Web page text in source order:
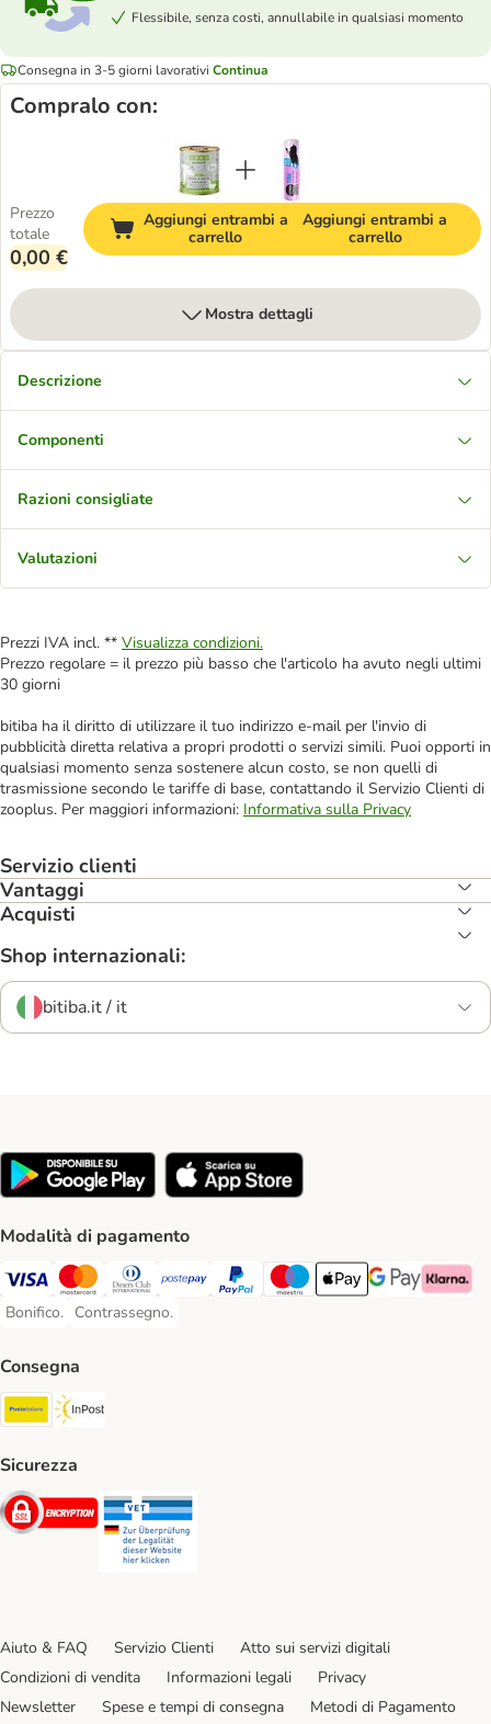
Flessibile, senza costi, annullabile in qualsiasi momento
Consegna in 3-5 giorni lavorativi Continua
Compralo con:
Prezzo
totale
0,00 €
Aggiungi entrambi a
carrello
Aggiungi entrambi a
carrello
Mostra dettagli
Descrizione
Componenti
Razioni consigliate
Valutazioni
Prezzi IVA incl. ** Visualizza condizioni.
Prezzo regolare = il prezzo più basso che l'articolo ha avuto negli ultimi
30 giorni
bitiba ha il diritto di utilizzare il tuo indirizzo e-mail per l'invio di
pubblicità diretta relativa a propri prodotti o servizi simili. Puoi opporti in
qualsiasi momento senza sostenere alcun costo, se non quelli di
trasmissione secondo le tariffe di base, contattando il Servizio Clienti di
zooplus. Per maggiori informazioni: Informativa sulla Privacy
Servizio clienti
Vantaggi
Acquisti
Shop internazionali:
bitiba.it / it
Modalità di pagamento
Visa. Payment Method
Mastercard. Payment Method
Diners Club. Payment Method
Postepay. Payment Method
PayPal. Payment Method
Maestro. Payment Method
Apple pay. Payment
Google Pay
Klarna
Bonifico.
Bonifico. Payment Method
Contrassegno.
Contrassegno. Payment Method
Consegna
Poste Italiane. Shipping Method
Sicurezza
Security
Aiuto & FAQ Servizio Clienti
Atto sui servizi digitali
Condizioni di vendita
Informazioni legali
Privacy
Newsletter
Spese e tempi di consegna Metodi di Pagamento